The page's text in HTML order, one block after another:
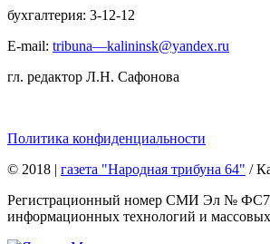
бухгалтерия: 3-12-12
E-mail: tribuna—kalininsk@yandex.ru
гл. редактор Л.Н. Сафонова
Политика конфиденциальности
© 2018
газета "Народная трибуна 64" /
Регистрационный номер СМИ Эл № ФС77-
информационных технологий и